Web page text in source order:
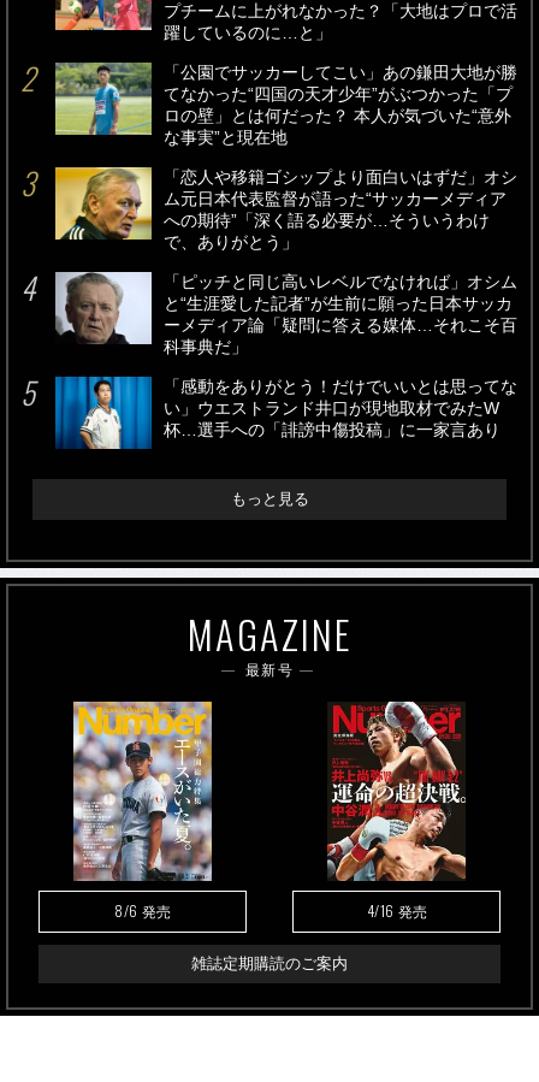
プチームに上がれなかった？「大地はプロで活
躍しているのに…と」
「公園でサッカーしてこい」あの鎌田大地が勝
てなかった“四国の天才少年”がぶつかった「プ
ロの壁」とは何だった？ 本人が気づいた“意外
な事実”と現在地
「恋人や移籍ゴシップより面白いはずだ」オシ
ム元日本代表監督が語った“サッカーメディア
への期待”「深く語る必要が…そういうわけ
で、ありがとう」
「ピッチと同じ高いレベルでなければ」オシム
と“生涯愛した記者”が生前に願った日本サッカ
ーメディア論「疑問に答える媒体…それこそ百
科事典だ」
「感動をありがとう！だけでいいとは思ってな
い」ウエストランド井口が現地取材でみたW
杯…選手への「誹謗中傷投稿」に一家言あり
もっと見る
MAGAZINE
最新号
8/6 発売 4/16 発売
雑誌定期購読のご案内